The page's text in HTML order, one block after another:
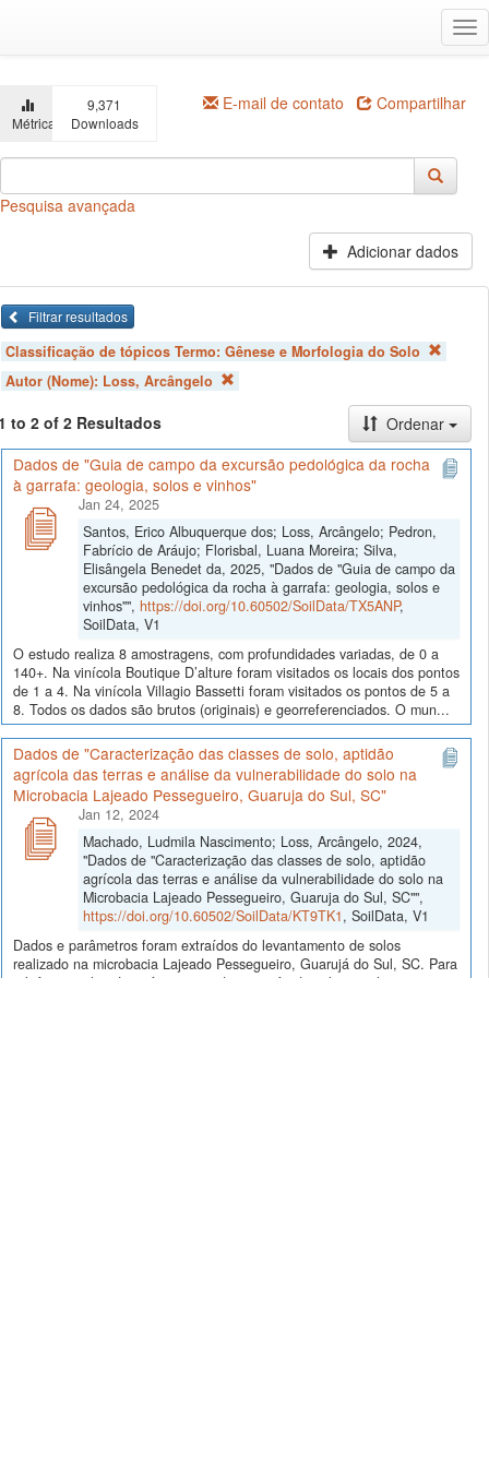
principal
Métricas
9,371
Downloads
E-mail de contato Compartilhar
Pesquisa avançada
Adicionar dados
Filtrar resultados
Classificação de tópicos Termo: Gênese e Morfologia do Solo
Autor (Nome): Loss, Arcângelo
to 2 of 2 Resultados
Ordenar
Dados de "Guia de campo da excursão pedológica da rocha
à garrafa: geologia, solos e vinhos"
Jan 24, 2025
Santos, Erico Albuquerque dos; Loss, Arcângelo; Pedron,
Fabrício de Aráujo; Florisbal, Luana Moreira; Silva,
Elisângela Benedet da, 2025, "Dados de "Guia de campo da
excursão pedológica da rocha à garrafa: geologia, solos e
vinhos"", https://doi.org/10.60502/SoilData/TX5ANP,
SoilData, V1
O estudo realiza 8 amostragens, com profundidades variadas, de 0 a
140+. Na vinícola Boutique D’alture foram visitados os locais dos pontos
de 1 a 4. Na vinícola Villagio Bassetti foram visitados os pontos de 5 a
8. Todos os dados são brutos (originais) e georreferenciados. O mun...
Dados de "Caracterização das classes de solo, aptidão
agrícola das terras e análise da vulnerabilidade do solo na
Microbacia Lajeado Pessegueiro, Guaruja do Sul, SC"
Jan 12, 2024
Machado, Ludmila Nascimento; Loss, Arcângelo, 2024,
"Dados de "Caracterização das classes de solo, aptidão
agrícola das terras e análise da vulnerabilidade do solo na
Microbacia Lajeado Pessegueiro, Guaruja do Sul, SC"",
https://doi.org/10.60502/SoilData/KT9TK1, SoilData, V1
Dados e parâmetros foram extraídos do levantamento de solos
realizado na microbacia Lajeado Pessegueiro, Guarujá do Sul, SC. Para
tal, foram coletadas informações de 19 perfis de solo completos e mais